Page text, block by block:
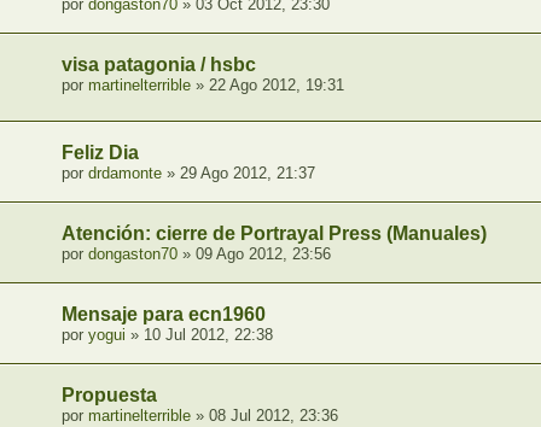
por dongaston70 » 03 Oct 2012, 23:30
visa patagonia / hsbc
por martinelterrible » 22 Ago 2012, 19:31
Feliz Dia
por drdamonte » 29 Ago 2012, 21:37
Atención: cierre de Portrayal Press (Manuales)
por dongaston70 » 09 Ago 2012, 23:56
Mensaje para ecn1960
por yogui » 10 Jul 2012, 22:38
Propuesta
por martinelterrible » 08 Jul 2012, 23:36